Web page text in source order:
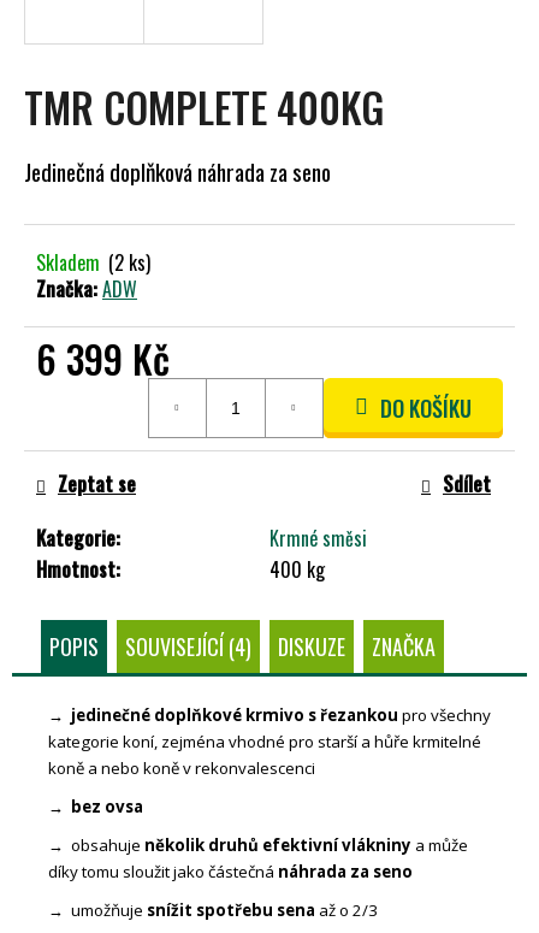
TMR COMPLETE 400KG
Jedinečná doplňková náhrada za seno
Skladem (2 ks)
Značka:ADW
6 399 Kč
DO KOŠÍKU
Kategorie:
Krmné směsi
Hmotnost: 400 kg
Zeptat se Sdílet
POPIS SOUVISEJÍCÍ (4) DISKUZE ZNAČKA
→ jedinečné doplňkové krmivo s řezankou pro všechny
kategorie koní, zejména vhodné pro starší a hůře krmitelné
koně a nebo koně v rekonvalescenci
→ bez ovsa
→ obsahuje několik druhů efektivní vlákniny a může
díky tomu sloužit jako částečná náhrada za seno
→ umožňuje snížit spotřebu sena až o 2/3
Í
T
?
HLEDAT
P
R
E